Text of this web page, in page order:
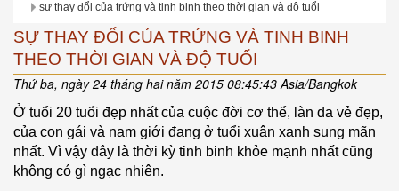
sự thay đổi của trứng và tinh binh theo thời gian và độ tuổi
SỰ THAY ĐỔI CỦA TRỨNG VÀ TINH BINH
THEO THỜI GIAN VÀ ĐỘ TUỔI
Thứ ba, ngày 24 tháng hai năm 2015 08:45:43 Asia/Bangkok
Ở tuổi 20 tuổi đẹp nhất của cuộc đời cơ thể, làn da vẻ đẹp,
của con gái và nam giới đang ở tuổi xuân xanh sung mãn
nhất. Vì vậy đây là thời kỳ tinh binh khỏe mạnh nhất cũng
không có gì ngạc nhiên.